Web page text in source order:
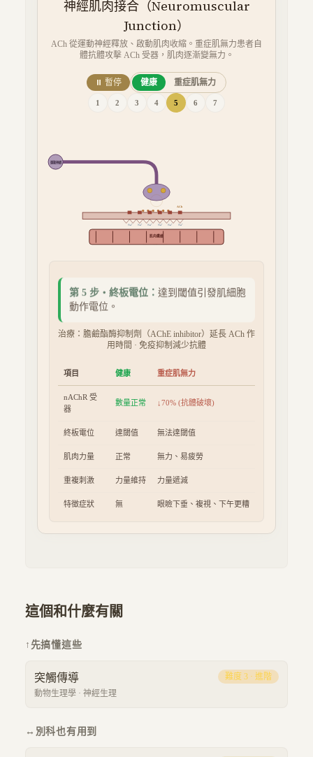
神經肌肉接合（Neuromuscular
Junction）
ACh 從運動神經釋放、啟動肌肉收縮。重症肌無力患者自
體抗體攻擊 ACh 受器，肌肉逐漸變無力。
⏸ 暫停 健康 重症肌無力
1 2 3 4 5 6 7
運動神經
Ca²⁺
ACh
Na⁺ Na⁺ Na⁺ Na⁺ Na⁺ Na⁺
肌肉纖維
第 5 步・ 終板電位 ： 達到閾值引發肌細胞
動作電位。
治療：膽鹼酯酶抑制劑（AChE inhibitor）延長 ACh 作
用時間 · 免疫抑制減少抗體
項目 健康 重症肌無力
nAChR 受
器
數量正常 ↓70% (抗體破壞)
終板電位 達閾值 無法達閾值
肌肉力量 正常 無力、易疲勞
重複刺激 力量維持 力量遞減
特徵症狀 無 眼瞼下垂、複視、下午更糟
這個和什麼有關
↑ 先搞懂這些
突觸傳導
動物生理學 · 神經生理
難度 3 · 進階
↔ 別科也有用到